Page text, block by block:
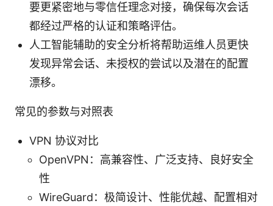
要更紧密地与零信任理念对接，确保每次会话
都经过严格的认证和策略评估。
人工智能辅助的安全分析将帮助运维人员更快
发现异常会话、未授权的尝试以及潜在的配置
漂移。
常见的参数与对照表
VPN 协议对比
OpenVPN：高兼容性、广泛支持、良好安全
性
WireGuard：极简设计、性能优越、配置相对